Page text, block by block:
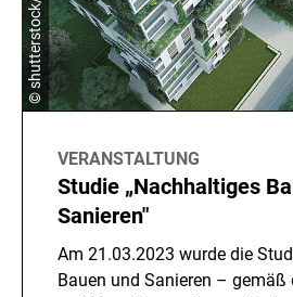
VERANSTALTUNG
Studie „Nachhaltiges
Sanieren"
Am 21.03.2023 wurde die
Bauen und Sanieren – gemäß